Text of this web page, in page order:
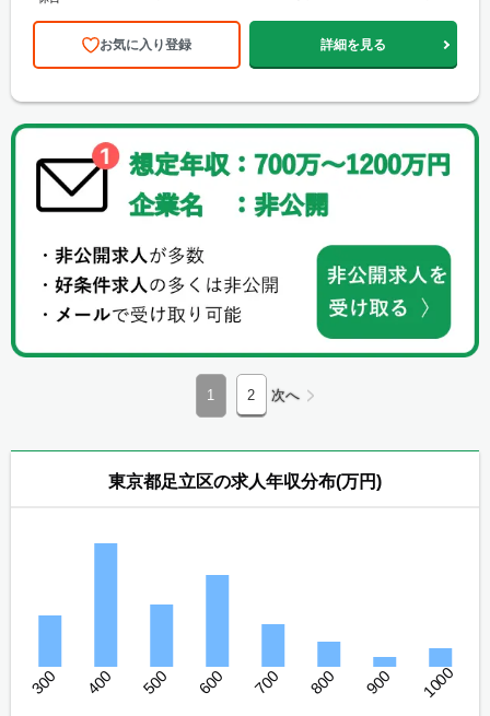
お気に入り登録 詳細を見る
1 2 次へ
東京都足立区の求人年収分布(万円)
300 400 500 600 700 800 900 1000